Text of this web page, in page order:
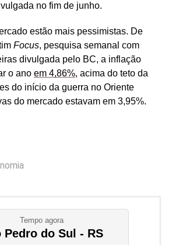
no fim de junho.
estão mais pessimistas. De
Focus, pesquisa semanal com
divulgada pelo BC, a inflação
o ano em 4,86%, acima do teto da
do início da guerra no Oriente
do mercado estavam em 3,95%.
Tempo agora
Pedro do Sul - RS